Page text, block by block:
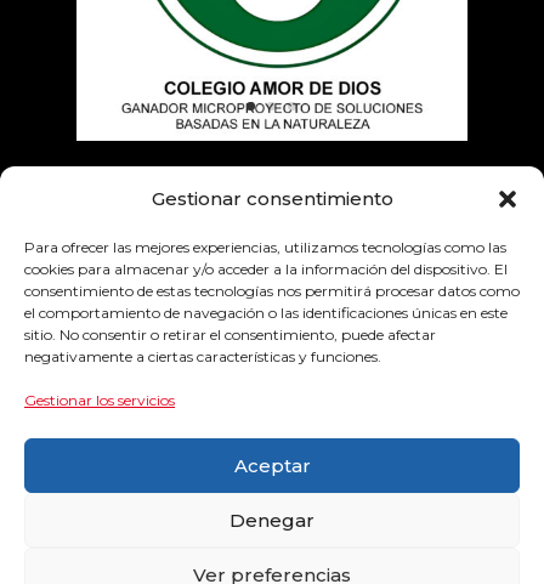
Gestionar consentimiento
Para ofrecer las mejores experiencias, utilizamos tecnologías como las
cookies para almacenar y/o acceder a la información del dispositivo. El
consentimiento de estas tecnologías nos permitirá procesar datos como
el comportamiento de navegación o las identificaciones únicas en este
sitio. No consentir o retirar el consentimiento, puede afectar
negativamente a ciertas características y funciones.
Gestionar los servicios
Aceptar
Denegar
Ver preferencias
Empresas colaboradoras